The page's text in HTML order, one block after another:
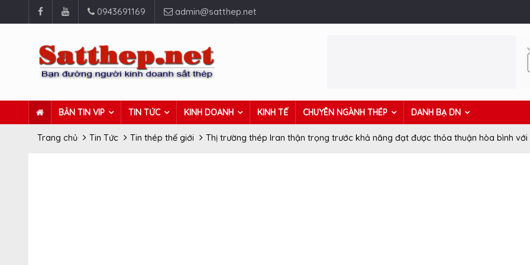
0943691169 admin@satthep.net
BẢN TIN VIP TIN TỨC KINH DOANH KINH TẾ CHUYÊN NGÀNH THÉP DANH BẠ DN
Trang chủ Tin Tức Tin thép thế giới Thị trường thép Iran thận trọng trước khả năng đạt được thỏa thuận hòa bình với